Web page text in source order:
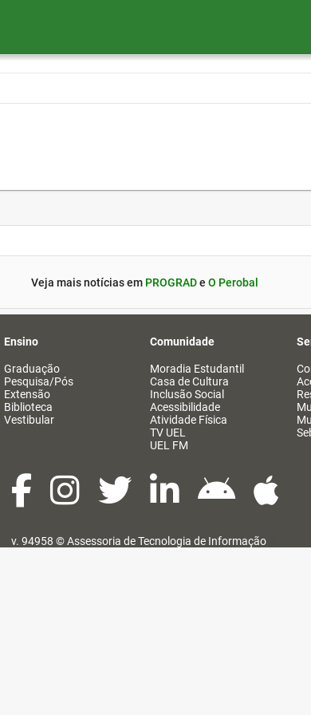
Veja mais notícias em PROGRADe O Perobal
Ensino
Graduação
Pesquisa/Pós
Extensão
Biblioteca
Vestibular
Comunidade
Moradia Estudantil
Casa de Cultura
Inclusão Social
Acessibilidade
Atividade Física
TV UEL
UEL FM
v. 94958 ©Assessoria de Tecnologia de Informação